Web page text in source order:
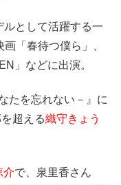
として活躍する一
画「春待つ僕ら」、
」などに出演。
たを忘れない－』に
超える織守きょう
介で、泉里香さん